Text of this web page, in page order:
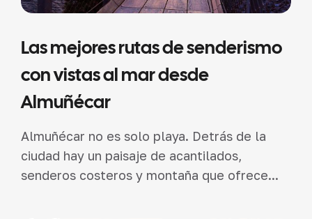
Las mejores rutas de senderismo
con vistas al mar desde
Almuñécar
Almuñécar no es solo playa. Detrás de la
ciudad hay un paisaje de acantilados,
senderos costeros y montaña que ofrece...